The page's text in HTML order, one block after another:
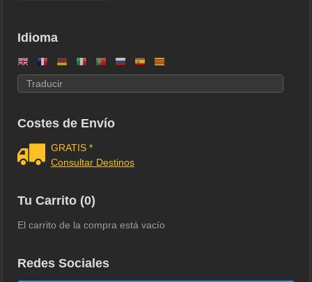
Idioma
Costes de Envío
GRATIS *
Consultar Destinos
Tu Carrito (0)
El carrito de la compra está vacío
Redes Sociales